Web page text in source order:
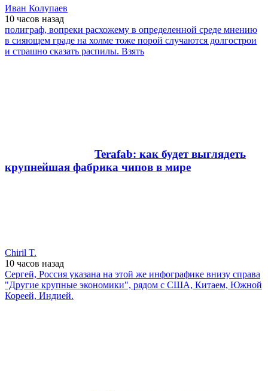
Иван Колупаев
10 часов назад
полиграф, вопреки расхожему в определенной среде мнению
в сияющем граде на холме тоже порой случаются долгострои
и страшно сказать распилы. Взять
Terafab: как будет выглядеть
крупнейшая фабрика чипов в мире
Chiril T.
10 часов назад
Cергей, Россия указана на этой же инфографике внизу справа
"Другие крупные экономики", рядом с США, Китаем, Южной
Кореей, Индией.